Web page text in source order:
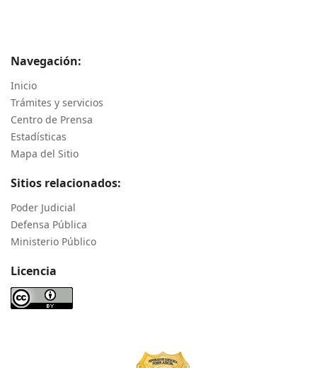
Navegación:
Inicio
Trámites y servicios
Centro de Prensa
Estadísticas
Mapa del Sitio
Sitios relacionados:
Poder Judicial
Defensa Pública
Ministerio Público
Licencia